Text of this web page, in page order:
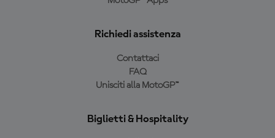
Richiedi assistenza
Contattaci
FAQ
Unisciti alla MotoGP™
Biglietti & Hospitality